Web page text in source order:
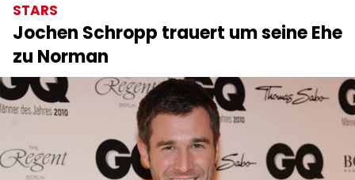
STARS
Jochen Schropp trauert um seine Ehe
zu Norman